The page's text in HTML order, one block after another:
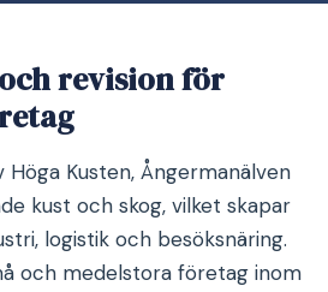
revision för
Höga Kusten, Ångermanälven
kust och skog, vilket skapar
logistik och besöksnäring.
och medelstora företag inom